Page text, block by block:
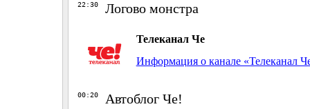
22:30 Логово монстра
Телеканал Че
Информация о канале «Телеканал
00:20 Автоблог Че!